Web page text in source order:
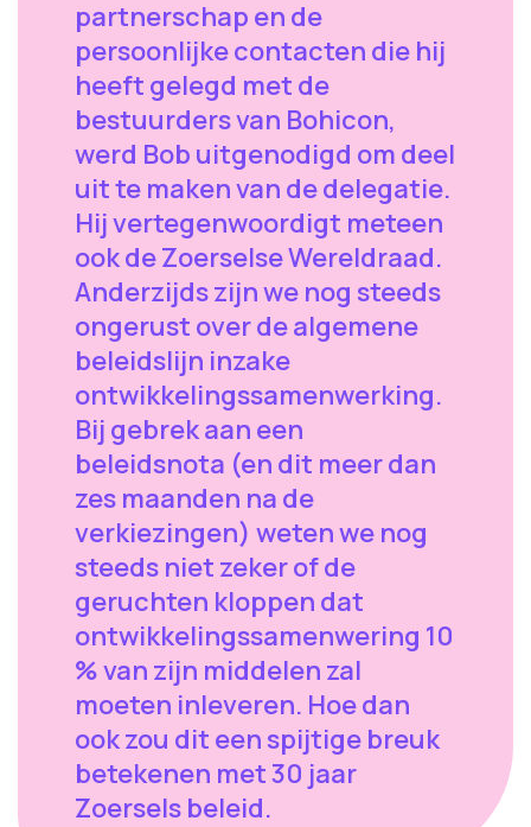
partnerschap en de
persoonlijke contacten die hij
heeft gelegd met de
bestuurders van Bohicon,
werd Bob uitgenodigd om deel
uit te maken van de delegatie.
Hij vertegenwoordigt meteen
ook de Zoerselse Wereldraad.
Anderzijds zijn we nog steeds
ongerust over de algemene
beleidslijn inzake
ontwikkelingssamenwerking.
Bij gebrek aan een
beleidsnota (en dit meer dan
zes maanden na de
verkiezingen) weten we nog
steeds niet zeker of de
geruchten kloppen dat
ontwikkelingssamenwering 10
% van zijn middelen zal
moeten inleveren. Hoe dan
ook zou dit een spijtige breuk
betekenen met 30 jaar
Zoersels beleid.